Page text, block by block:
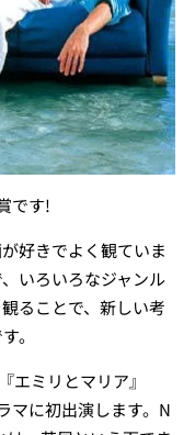
です!
好きでよく観ていま
いろいろなジャンル
ることで、新しい考
。
エミリとマリア』
マに初出演します。N